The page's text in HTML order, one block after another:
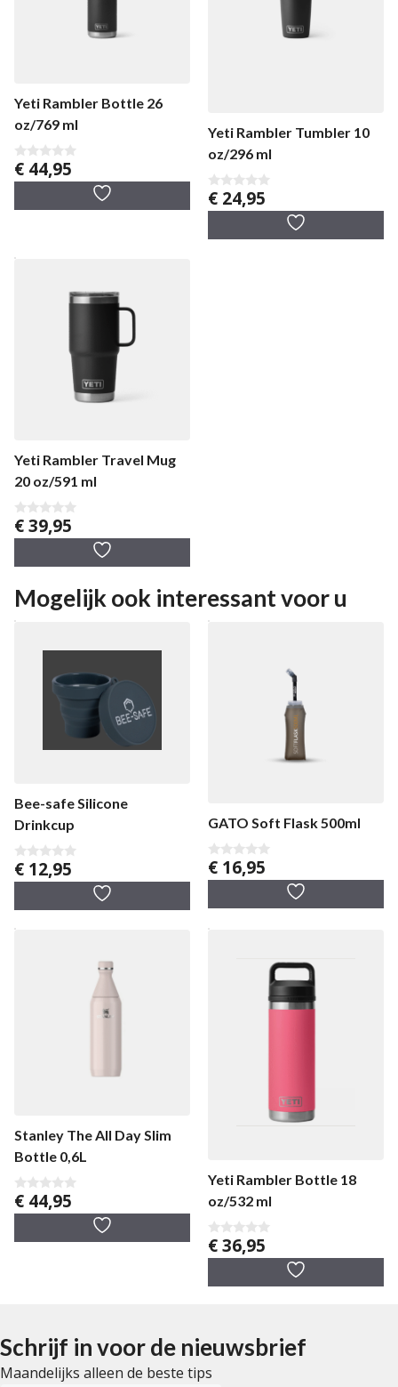
Yeti Rambler Bottle 26
oz/769 ml
0
v
5
€ 44,95
Yeti Rambler Tumbler 10
oz/296 ml
0
v
5
€ 24,95
Yeti Rambler Travel Mug
20 oz/591 ml
0
v
5
€39,95
Mogelijk ook interessant voor u
Bee-safe Silicone
Drinkcup
0
v
5
€ 12,95
GATO Soft Flask 500ml
0
v
€ 16,95
Stanley The All Day Slim
Bottle 0,6L
0
v
5
€ 44,95
Yeti Rambler Bottle 18
oz/532 ml
0
v
5
€36,95
Schrijf in voor de nieuwsbrief
Maandelijks alleen de beste tips